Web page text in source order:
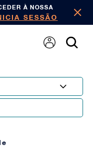
À NOSSA
SESSÃO